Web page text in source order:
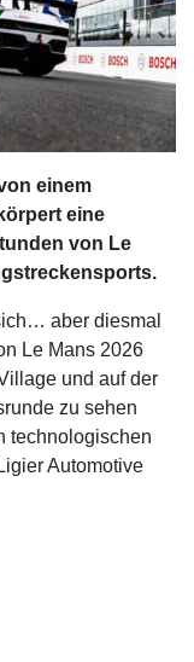
einem
eine
von Le
aber diesmal
Le Mans 2026
und auf der
zu sehen
technologischen
Automotive